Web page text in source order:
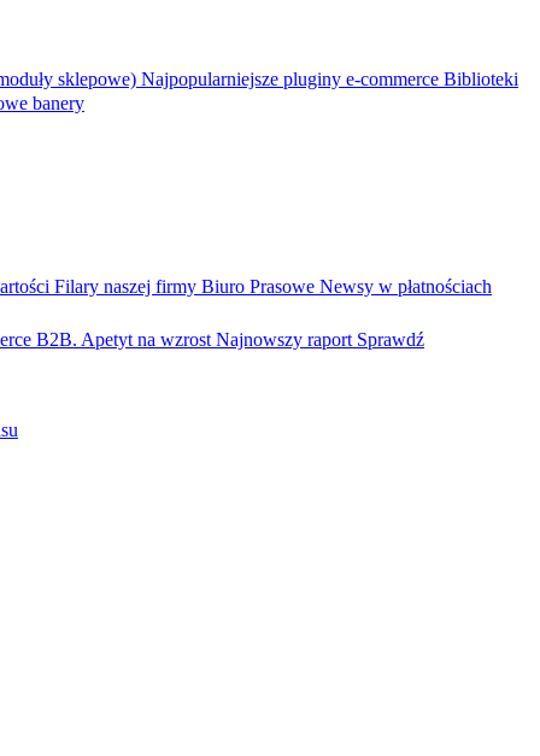
sklepowe) Najpopularniejsze pluginy e-commerce Biblioteki
banery
Filary naszej firmy Biuro Prasowe Newsy w płatnościach
B2B. Apetyt na wzrost Najnowszy raport Sprawdź